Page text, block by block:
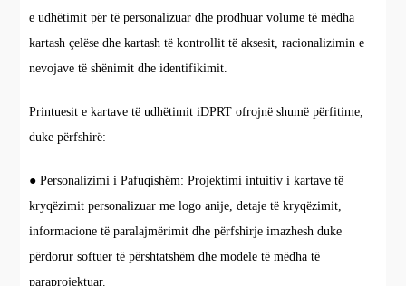
e udhëtimit për të personalizuar dhe prodhuar volume të mëdha
kartash çelëse dhe kartash të kontrollit të aksesit, racionalizimin e
nevojave të shënimit dhe identifikimit.
Printuesit e kartave të udhëtimit iDPRT ofrojnë shumë përfitime,
duke përfshirë:
● Personalizimi i Pafuqishëm: Projektimi intuitiv i kartave të
kryqëzimit personalizuar me logo anije, detaje të kryqëzimit,
informacione të paralajmërimit dhe përfshirje imazhesh duke
përdorur softuer të përshtatshëm dhe modele të mëdha të
paraprojektuar.